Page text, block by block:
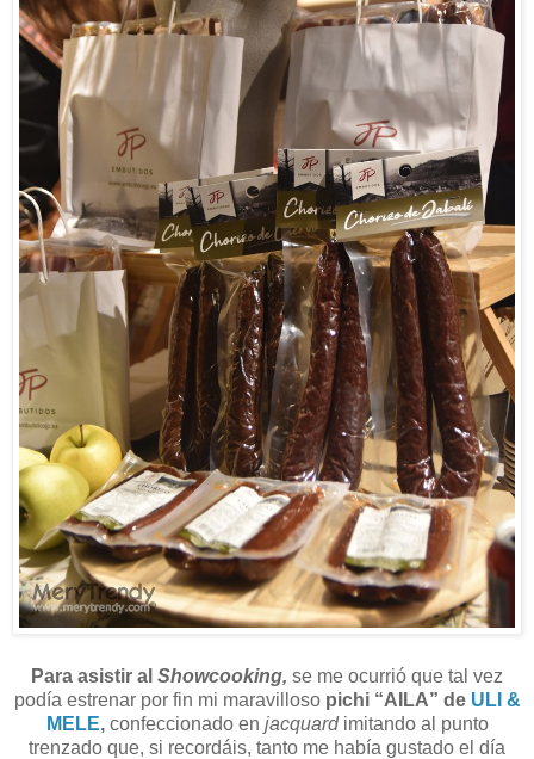
Para asistir al Showcooking, se me ocurrió que tal vez
podía estrenar por fin mi maravilloso pichi “AILA” de ULI &
MELE, confeccionado en jacquard imitando al punto
trenzado que, si recordáis, tanto me había gustado el día